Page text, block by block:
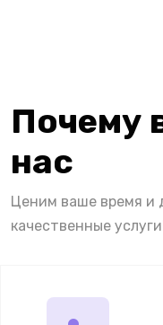
Почему
нас
Ценим ваше время и
качественные